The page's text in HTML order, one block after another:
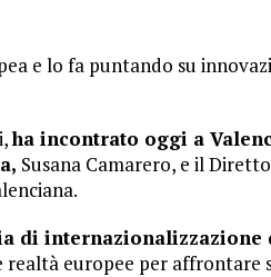
e lo fa puntando su
ha incontrato oggi a
Susana Camarero, e il
di internazionalizzazione
europee per affrontare